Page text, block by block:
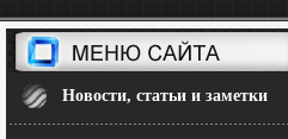
Новости, статьи и заметки